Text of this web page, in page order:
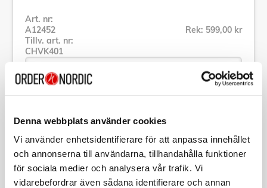
Denna webbplats använder cookies
Vi använder enhetsidentifierare för att anpassa innehållet
och annonserna till användarna, tillhandahålla funktioner
för sociala medier och analysera vår trafik. Vi
vidarebefordrar även sådana identifierare och annan
Art. nr:
A12452
Tillv. art. nr:
CHVK401
Rek: 599,00 kr
Se alla produkter inom Champion
Specifikation
Beskrivning